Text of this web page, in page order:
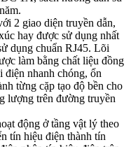
2 giao diện truyền dẫn,
hay được sử dụng nhất
dụng chuẩn RJ45. Lõi
làm bằng chất liệu đồng
điện nhanh chóng, ổn
từng cặp tạo độ bền cho
lượng trên đường truyền
động ở tầng vật lý theo
tín hiệu điện thành tín